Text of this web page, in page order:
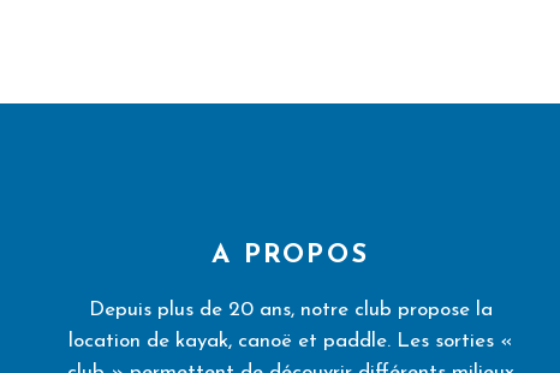
A PROPOS
Depuis plus de 20 ans, notre club propose la
location de kayak, canoë et paddle. Les sorties «